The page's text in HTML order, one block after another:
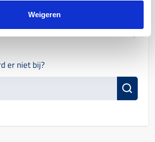
Weigeren
bedoeld?
er niet bij?